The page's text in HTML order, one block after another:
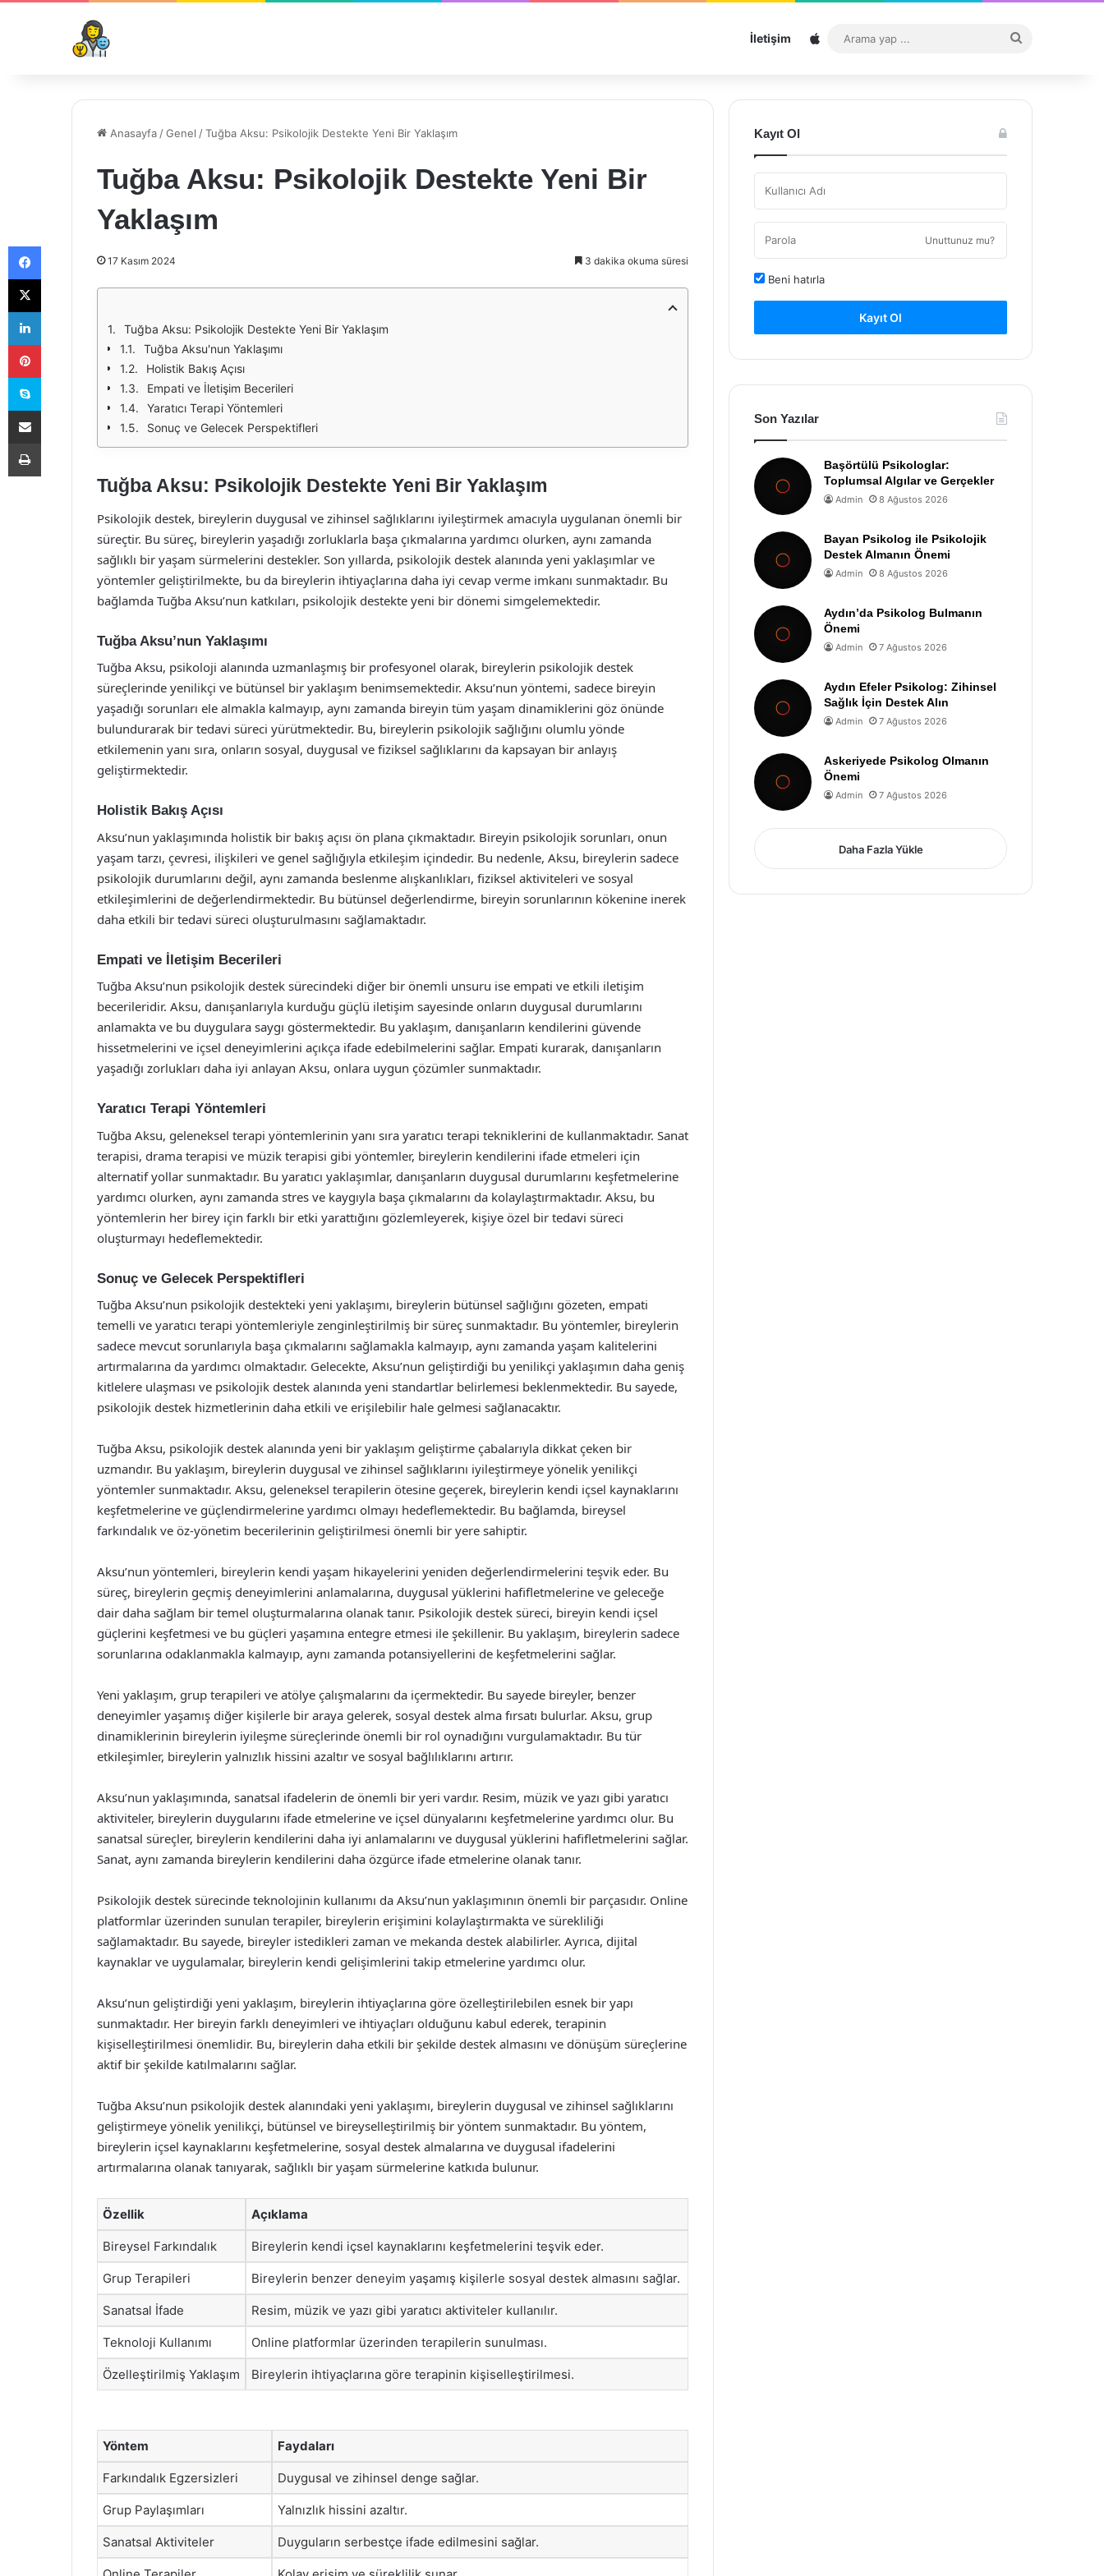
İletişim Sitemap
...
Anasayfa /Genel /Tuğba Aksu: Psikolojik Destekte Yeni Bir Yaklaşım
Tuğba Aksu: Psikolojik Destekte Yeni Bir
Yaklaşım
17 Kasım 2024 3 dakika okuma süresi
Tuğba Aksu: Psikolojik Destekte Yeni Bir Yaklaşım
Tuğba Aksu'nun Yaklaşımı
Holistik Bakış Açısı
Empati ve İletişim Becerileri
Yaratıcı Terapi Yöntemleri
Sonuç ve Gelecek Perspektifleri
Tuğba Aksu: Psikolojik Destekte Yeni Bir Yaklaşım
Psikolojik destek, bireylerin duygusal ve zihinsel sağlıklarını iyileştirmek amacıyla uygulanan önemli bir
süreçtir. Bu süreç, bireylerin yaşadığı zorluklarla başa çıkmalarına yardımcı olurken, aynı zamanda
sağlıklı bir yaşam sürmelerini destekler. Son yıllarda, psikolojik destek alanında yeni yaklaşımlar ve
yöntemler geliştirilmekte, bu da bireylerin ihtiyaçlarına daha iyi cevap verme imkanı sunmaktadır. Bu
bağlamda Tuğba Aksu’nun katkıları, psikolojik destekte yeni bir dönemi simgelemektedir.
Tuğba Aksu’nun Yaklaşımı
Tuğba Aksu, psikoloji alanında uzmanlaşmış bir profesyonel olarak, bireylerin psikolojik destek
süreçlerinde yenilikçi ve bütünsel bir yaklaşım benimsemektedir. Aksu’nun yöntemi, sadece bireyin
yaşadığı sorunları ele almakla kalmayıp, aynı zamanda bireyin tüm yaşam dinamiklerini göz önünde
bulundurarak bir tedavi süreci yürütmektedir. Bu, bireylerin psikolojik sağlığını olumlu yönde
etkilemenin yanı sıra, onların sosyal, duygusal ve fiziksel sağlıklarını da kapsayan bir anlayış
geliştirmektedir.
Holistik Bakış Açısı
Aksu’nun yaklaşımında holistik bir bakış açısı ön plana çıkmaktadır. Bireyin psikolojik sorunları, onun
yaşam tarzı, çevresi, ilişkileri ve genel sağlığıyla etkileşim içindedir. Bu nedenle, Aksu, bireylerin sadece
psikolojik durumlarını değil, aynı zamanda beslenme alışkanlıkları, fiziksel aktiviteleri ve sosyal
etkileşimlerini de değerlendirmektedir. Bu bütünsel değerlendirme, bireyin sorunlarının kökenine inerek
daha etkili bir tedavi süreci oluşturulmasını sağlamaktadır.
Empati ve İletişim Becerileri
Tuğba Aksu’nun psikolojik destek sürecindeki diğer bir önemli unsuru ise empati ve etkili iletişim
becerileridir. Aksu, danışanlarıyla kurduğu güçlü iletişim sayesinde onların duygusal durumlarını
anlamakta ve bu duygulara saygı göstermektedir. Bu yaklaşım, danışanların kendilerini güvende
hissetmelerini ve içsel deneyimlerini açıkça ifade edebilmelerini sağlar. Empati kurarak, danışanların
yaşadığı zorlukları daha iyi anlayan Aksu, onlara uygun çözümler sunmaktadır.
Yaratıcı Terapi Yöntemleri
Tuğba Aksu, geleneksel terapi yöntemlerinin yanı sıra yaratıcı terapi tekniklerini de kullanmaktadır. Sanat
terapisi, drama terapisi ve müzik terapisi gibi yöntemler, bireylerin kendilerini ifade etmeleri için
alternatif yollar sunmaktadır. Bu yaratıcı yaklaşımlar, danışanların duygusal durumlarını keşfetmelerine
yardımcı olurken, aynı zamanda stres ve kaygıyla başa çıkmalarını da kolaylaştırmaktadır. Aksu, bu
yöntemlerin her birey için farklı bir etki yarattığını gözlemleyerek, kişiye özel bir tedavi süreci
oluşturmayı hedeflemektedir.
Sonuç ve Gelecek Perspektifleri
Tuğba Aksu’nun psikolojik destekteki yeni yaklaşımı, bireylerin bütünsel sağlığını gözeten, empati
temelli ve yaratıcı terapi yöntemleriyle zenginleştirilmiş bir süreç sunmaktadır. Bu yöntemler, bireylerin
sadece mevcut sorunlarıyla başa çıkmalarını sağlamakla kalmayıp, aynı zamanda yaşam kalitelerini
artırmalarına da yardımcı olmaktadır. Gelecekte, Aksu’nun geliştirdiği bu yenilikçi yaklaşımın daha geniş
kitlelere ulaşması ve psikolojik destek alanında yeni standartlar belirlemesi beklenmektedir. Bu sayede,
psikolojik destek hizmetlerinin daha etkili ve erişilebilir hale gelmesi sağlanacaktır.
Tuğba Aksu, psikolojik destek alanında yeni bir yaklaşım geliştirme çabalarıyla dikkat çeken bir
uzmandır. Bu yaklaşım, bireylerin duygusal ve zihinsel sağlıklarını iyileştirmeye yönelik yenilikçi
yöntemler sunmaktadır. Aksu, geleneksel terapilerin ötesine geçerek, bireylerin kendi içsel kaynaklarını
keşfetmelerine ve güçlendirmelerine yardımcı olmayı hedeflemektedir. Bu bağlamda, bireysel
farkındalık ve öz-yönetim becerilerinin geliştirilmesi önemli bir yere sahiptir.
Aksu’nun yöntemleri, bireylerin kendi yaşam hikayelerini yeniden değerlendirmelerini teşvik eder. Bu
süreç, bireylerin geçmiş deneyimlerini anlamalarına, duygusal yüklerini hafifletmelerine ve geleceğe
dair daha sağlam bir temel oluşturmalarına olanak tanır. Psikolojik destek süreci, bireyin kendi içsel
güçlerini keşfetmesi ve bu güçleri yaşamına entegre etmesi ile şekillenir. Bu yaklaşım, bireylerin sadece
sorunlarına odaklanmakla kalmayıp, aynı zamanda potansiyellerini de keşfetmelerini sağlar.
Yeni yaklaşım, grup terapileri ve atölye çalışmalarını da içermektedir. Bu sayede bireyler, benzer
deneyimler yaşamış diğer kişilerle bir araya gelerek, sosyal destek alma fırsatı bulurlar. Aksu, grup
dinamiklerinin bireylerin iyileşme süreçlerinde önemli bir rol oynadığını vurgulamaktadır. Bu tür
etkileşimler, bireylerin yalnızlık hissini azaltır ve sosyal bağlılıklarını artırır.
Aksu’nun yaklaşımında, sanatsal ifadelerin de önemli bir yeri vardır. Resim, müzik ve yazı gibi yaratıcı
aktiviteler, bireylerin duygularını ifade etmelerine ve içsel dünyalarını keşfetmelerine yardımcı olur. Bu
sanatsal süreçler, bireylerin kendilerini daha iyi anlamalarını ve duygusal yüklerini hafifletmelerini sağlar.
Sanat, aynı zamanda bireylerin kendilerini daha özgürce ifade etmelerine olanak tanır.
Psikolojik destek sürecinde teknolojinin kullanımı da Aksu’nun yaklaşımının önemli bir parçasıdır. Online
platformlar üzerinden sunulan terapiler, bireylerin erişimini kolaylaştırmakta ve sürekliliği
sağlamaktadır. Bu sayede, bireyler istedikleri zaman ve mekanda destek alabilirler. Ayrıca, dijital
kaynaklar ve uygulamalar, bireylerin kendi gelişimlerini takip etmelerine yardımcı olur.
Aksu’nun geliştirdiği yeni yaklaşım, bireylerin ihtiyaçlarına göre özelleştirilebilen esnek bir yapı
sunmaktadır. Her bireyin farklı deneyimleri ve ihtiyaçları olduğunu kabul ederek, terapinin
kişiselleştirilmesi önemlidir. Bu, bireylerin daha etkili bir şekilde destek almasını ve dönüşüm süreçlerine
aktif bir şekilde katılmalarını sağlar.
Tuğba Aksu’nun psikolojik destek alanındaki yeni yaklaşımı, bireylerin duygusal ve zihinsel sağlıklarını
geliştirmeye yönelik yenilikçi, bütünsel ve bireyselleştirilmiş bir yöntem sunmaktadır. Bu yöntem,
bireylerin içsel kaynaklarını keşfetmelerine, sosyal destek almalarına ve duygusal ifadelerini
artırmalarına olanak tanıyarak, sağlıklı bir yaşam sürmelerine katkıda bulunur.
Özellik Açıklama
Bireysel Farkındalık Bireylerin kendi içsel kaynaklarını keşfetmelerini teşvik eder.
Grup Terapileri Bireylerin benzer deneyim yaşamış kişilerle sosyal destek almasını sağlar.
Sanatsal İfade Resim, müzik ve yazı gibi yaratıcı aktiviteler kullanılır.
Teknoloji Kullanımı Online platformlar üzerinden terapilerin sunulması.
Özelleştirilmiş Yaklaşım Bireylerin ihtiyaçlarına göre terapinin kişiselleştirilmesi.
Yöntem Faydaları
Farkındalık Egzersizleri Duygusal ve zihinsel denge sağlar.
Grup Paylaşımları Yalnızlık hissini azaltır.
Sanatsal Aktiviteler Duyguların serbestçe ifade edilmesini sağlar.
Kayıt Ol
Unuttunuz mu?
Beni hatırla
Kayıt Ol
Son Yazılar
Başörtülü Psikologlar:
Toplumsal Algılar ve Gerçekler
Admin 8 Ağustos 2026
Bayan Psikolog ile Psikolojik
Destek Almanın Önemi
Admin 8 Ağustos 2026
Aydın’da Psikolog Bulmanın
Önemi
Admin 7 Ağustos 2026
Aydın Efeler Psikolog: Zihinsel
Sağlık İçin Destek Alın
Admin 7 Ağustos 2026
Askeriyede Psikolog Olmanın
Önemi
Admin 7 Ağustos 2026
Daha Fazla Yükle
Facebook
X
LinkedIn
Pinterest
Skype
E-Posta ile paylaş